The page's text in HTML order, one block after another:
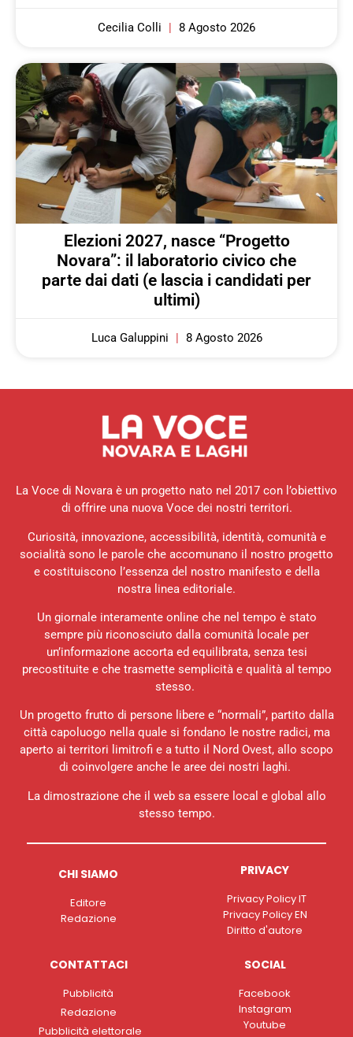
Cecilia Colli 8 Agosto 2026
Elezioni 2027, nasce “Progetto
Novara”: il laboratorio civico che
parte dai dati (e lascia i candidati per
ultimi)
Luca Galuppini 8 Agosto 2026
La Voce di Novara è un progetto nato nel 2017 con l’obiettivo
di offrire una nuova Voce dei nostri territori.
Curiosità, innovazione, accessibilità, identità, comunità e
socialità sono le parole che accomunano il nostro progetto
e costituiscono l’essenza del nostro manifesto e della
nostra linea editoriale.
Un giornale interamente online che nel tempo è stato
sempre più riconosciuto dalla comunità locale per
un’informazione accorta ed equilibrata, senza tesi
precostituite e che trasmette semplicità e qualità al tempo
stesso.
Un progetto frutto di persone libere e “normali”, partito dalla
città capoluogo nella quale si fondano le nostre radici, ma
aperto ai territori limitrofi e a tutto il Nord Ovest, allo scopo
di coinvolgere anche le aree dei nostri laghi.
La dimostrazione che il web sa essere local e global allo
stesso tempo.
CHI SIAMO
Editore
Redazione
PRIVACY
Privacy Policy IT
Privacy Policy EN
Diritto d'autore
CONTATTACI
Pubblicità
Redazione
Pubblicità elettorale
SOCIAL
Facebook
Instagram
Youtube